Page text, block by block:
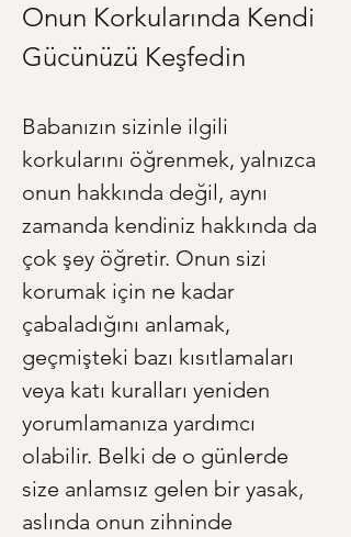
Onun Korkularında Kendi
Gücünüzü Keşfedin
Babanızın sizinle ilgili
korkularını öğrenmek, yalnızca
onun hakkında değil, aynı
zamanda kendiniz hakkında da
çok şey öğretir. Onun sizi
korumak için ne kadar
çabaladığını anlamak,
geçmişteki bazı kısıtlamaları
veya katı kuralları yeniden
yorumlamanıza yardımcı
olabilir. Belki de o günlerde
size anlamsız gelen bir yasak,
aslında onun zihninde